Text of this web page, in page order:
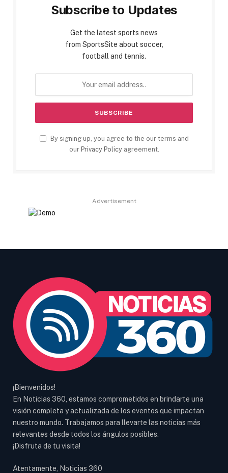
Subscribe to Updates
Get the latest sports news
from SportsSite about soccer,
football and tennis.
By signing up, you agree to the our terms and
our Privacy Policyagreement.
Advertisement
¡Bienvenidos!
En Noticias 360, estamos comprometidos en brindarte una
visión completa y actualizada de los eventos que impactan
nuestro mundo. Trabajamos para llevarte las noticias más
relevantes desde todos los ángulos posibles.
¡Disfruta de tu visita!
Atentamente, Noticias 360